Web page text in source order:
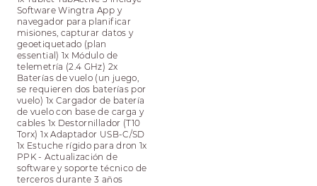
Software Wingtra App y
navegador para planificar
misiones, capturar datos y
geoetiquetado (plan
essential) 1x Módulo de
telemetría (2.4 GHz) 2x
Baterías de vuelo (un juego,
se requieren dos baterías por
vuelo) 1x Cargador de batería
de vuelo con base de carga y
cables 1x Destornillador (T10
Torx) 1x Adaptador USB-C/SD
1x Estuche rígido para dron 1x
PPK - Actualización de
software y soporte técnico de
terceros durante 3 años